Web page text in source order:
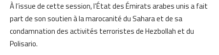
À l’issue de cette session, l’État des Émirats arabes unis a fait
part de son soutien à la marocanité du Sahara et de sa
condamnation des activités terroristes de Hezbollah et du
Polisario.